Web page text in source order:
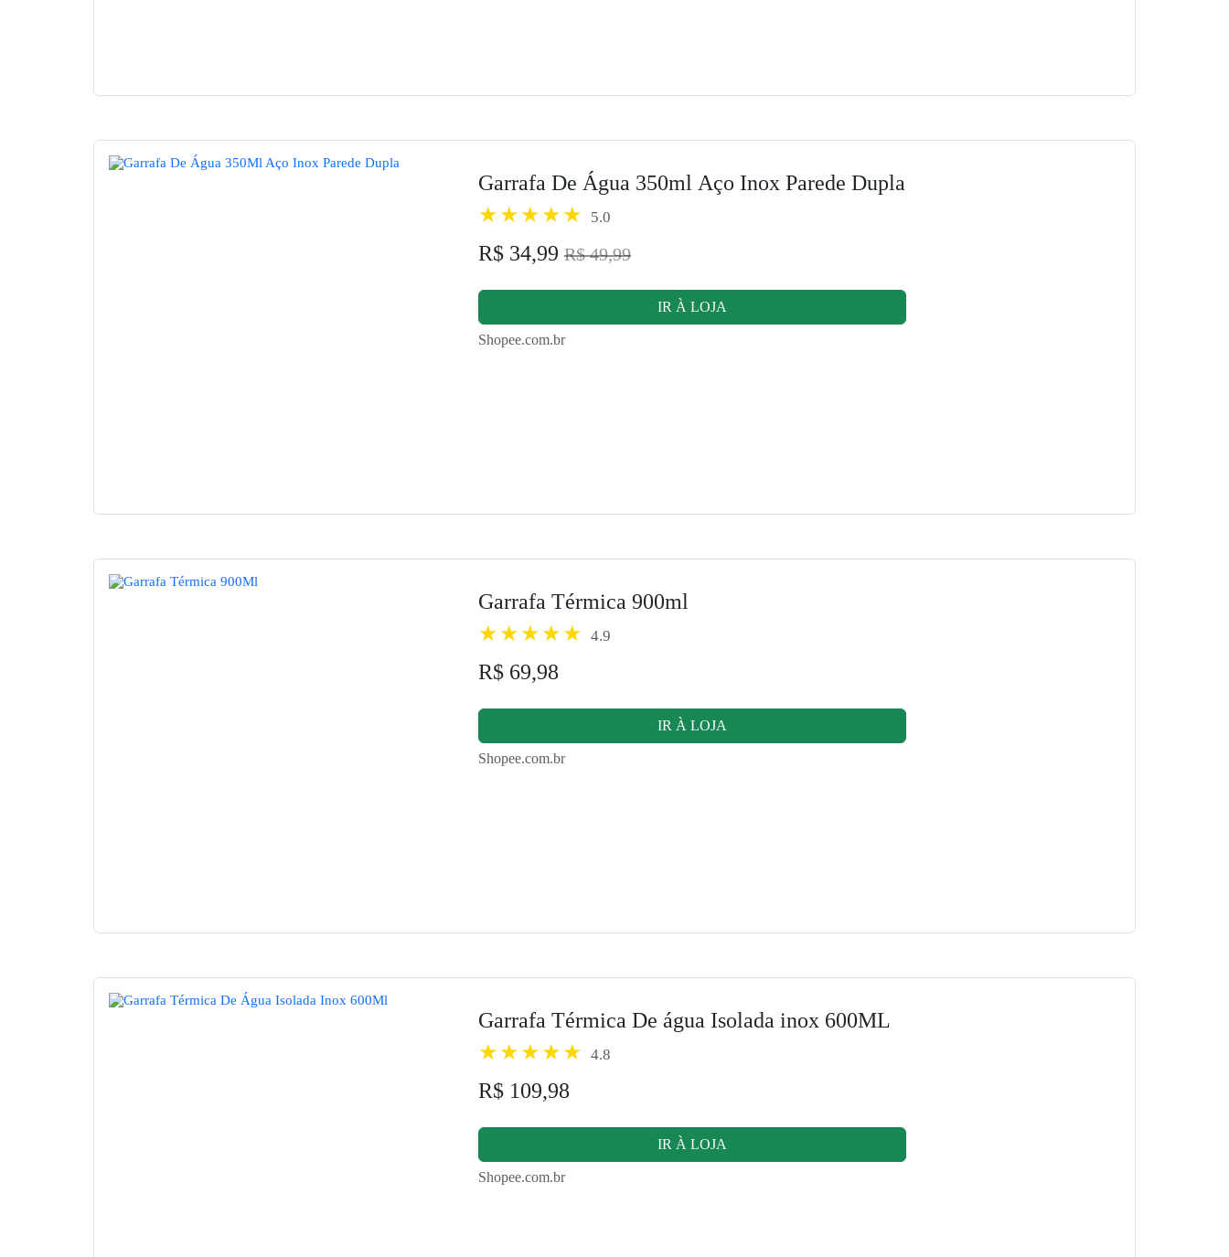
Garrafa De Água 350ml Aço Inox Parede Dupla
5.0
R$ 34,99 R$ 49,99
IR À LOJA
Shopee.com.br
Garrafa Térmica 900ml
4.9
R$ 69,98
IR À LOJA
Shopee.com.br
Garrafa Térmica De água Isolada inox 600ML
4.8
R$ 109,98
IR À LOJA
Shopee.com.br